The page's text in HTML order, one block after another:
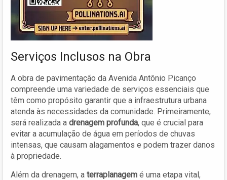
Serviços Inclusos na Obra
A obra de pavimentação da Avenida Antônio Picanço
compreende uma variedade de serviços essenciais que
têm como propósito garantir que a infraestrutura urbana
atenda às necessidades da comunidade. Primeiramente,
será realizada a drenagem profunda, que é crucial para
evitar a acumulação de água em períodos de chuvas
intensas, que causam alagamentos e podem trazer danos
à propriedade.
Além da drenagem, a terraplanagem é uma etapa vital,